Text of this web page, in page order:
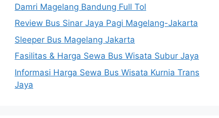
Damri Magelang Bandung Full Tol
Review Bus Sinar Jaya Pagi Magelang-Jakarta
Sleeper Bus Magelang Jakarta
Fasilitas & Harga Sewa Bus Wisata Subur Jaya
Informasi Harga Sewa Bus Wisata Kurnia Trans
Jaya